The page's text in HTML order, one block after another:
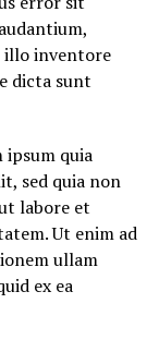
illo inventore
dicta sunt
ipsum quia
sed quia non
labore et
Ut enim ad
ullam
ex ea